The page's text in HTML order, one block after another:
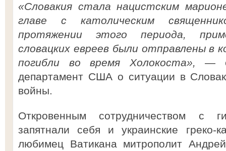
«Словакия стала нацистским
главе с католическим
протяжении этого периода,
словацких евреев были отправлены в
погибли во время Холокоста», —
департамент США о ситуации в
войны.
Откровенным сотрудничеством с
запятнали себя и украинские греко-
любимец Ватикана митрополит